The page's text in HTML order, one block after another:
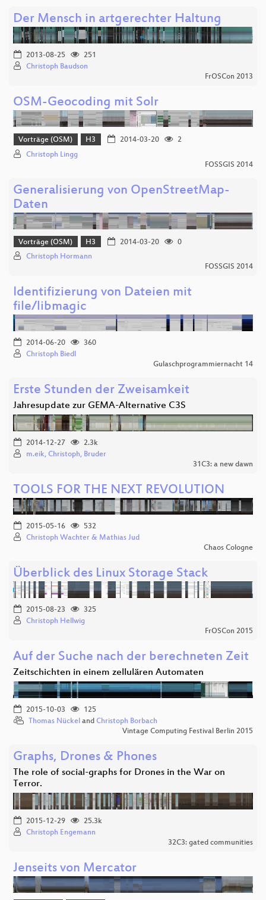
Der Mensch in artgerechter Haltung
2013-08-25
251
Christoph Baudson
FrOSCon 2013
OSM-Geocoding mit Solr
Vorträge (OSM) H3 2014-03-20
2
Christoph Lingg
FOSSGIS 2014
Generalisierung von OpenStreetMap-
Daten
Vorträge (OSM) H3 2014-03-20
0
Christoph Hormann
FOSSGIS 2014
Identifizierung von Dateien mit
file/libmagic
2014-06-20
360
Christoph Biedl
Gulaschprogrammiernacht 14
Erste Stunden der Zweisamkeit
Jahresupdate zur GEMA-Alternative C3S
2014-12-27
2.3k
m.eik, Christoph, Bruder
31C3: a new dawn
TOOLS FOR THE NEXT REVOLUTION
2015-05-16
532
Christoph Wachter & Mathias Jud
Chaos Cologne
Überblick des Linux Storage Stack
2015-08-23
325
Christoph Hellwig
FrOSCon 2015
Auf der Suche nach der berechneten Zeit
Zeitschichten in einem zellulären Automaten
2015-10-03
125
Thomas Nückel and Christoph Borbach
Vintage Computing Festival Berlin 2015
Graphs, Drones & Phones
The role of social-graphs for Drones in the War on
Terror.
2015-12-29
25.3k
Christoph Engemann
32C3: gated communities
Jenseits von Mercator